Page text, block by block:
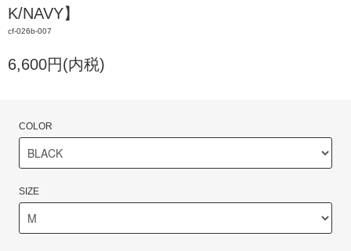
K/NAVY】
cf-026b-007
6,600円(内税)
COLOR
SIZE